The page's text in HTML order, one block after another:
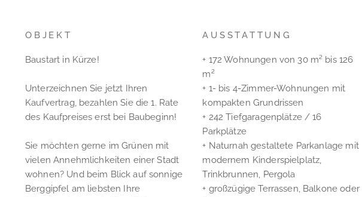
OBJEKT
Baustart in Kürze!
Unterzeichnen Sie jetzt Ihren
Kaufvertrag, bezahlen Sie die 1. Rate
des Kaufpreises erst bei Baubeginn!
Sie möchten gerne im Grünen mit
vielen Annehmlichkeiten einer Stadt
wohnen? Und beim Blick auf sonnige
Berggipfel am liebsten Ihre
AUSSTATTUNG
+ 172 Wohnungen von 30 m² bis 126
m²
+ 1- bis 4-Zimmer-Wohnungen mit
kompakten Grundrissen
+ 242 Tiefgaragenplätze / 16
Parkplätze
+ Naturnah gestaltete Parkanlage mit
modernem Kinderspielplatz,
Trinkbrunnen, Pergola
+ großzügige Terrassen, Balkone oder